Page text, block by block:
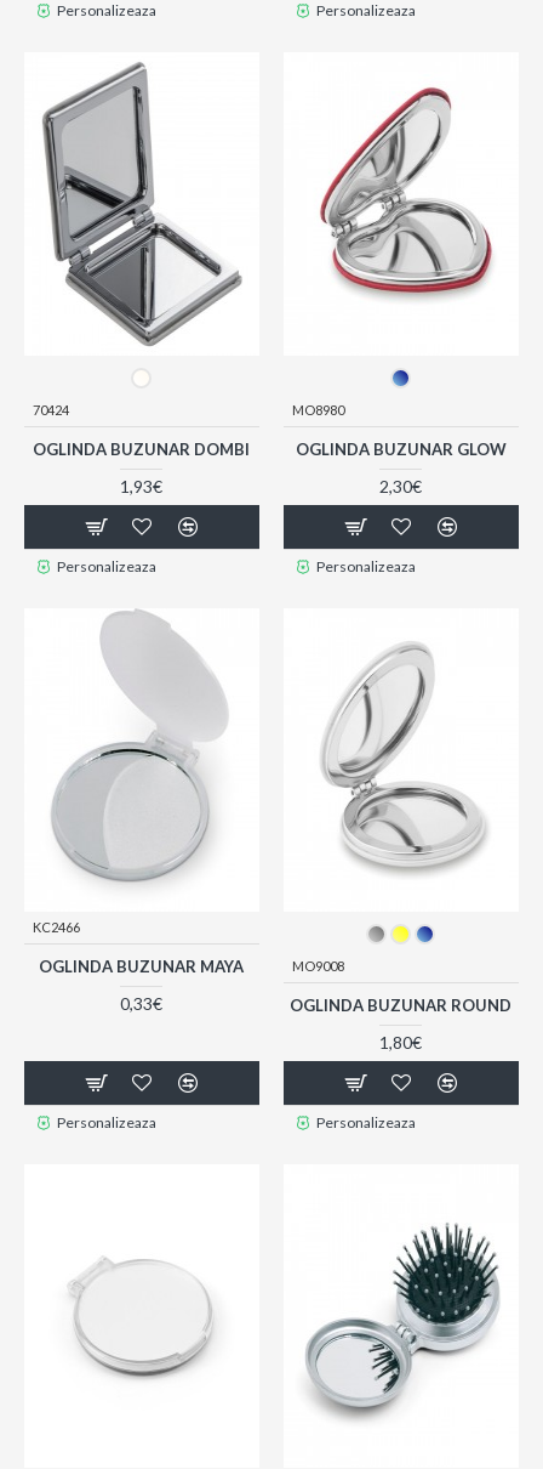
Personalizeaza Personalizeaza
70424
OGLINDA BUZUNAR DOMBI
1,93€
Personalizeaza
MO8980
OGLINDA BUZUNAR GLOW
2,30€
Personalizeaza
KC2466
OGLINDA BUZUNAR MAYA
0,33€
Personalizeaza
MO9008
OGLINDA BUZUNAR ROUND
1,80€
Personalizeaza